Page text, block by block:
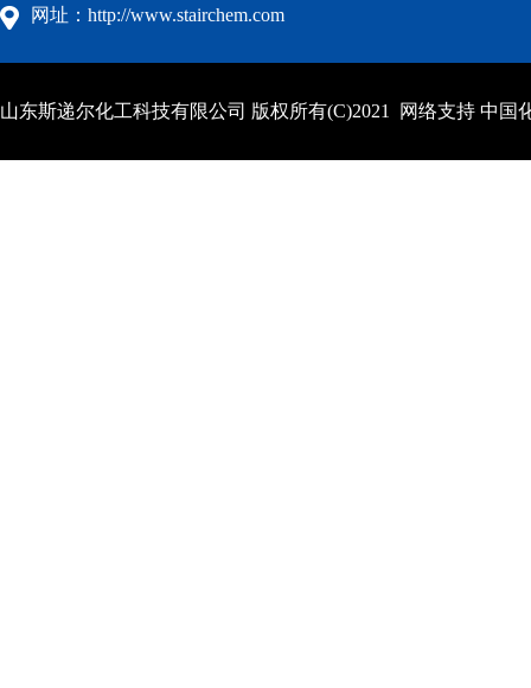
网址：http://www.stairchem.com
山东斯递尔化工科技有限公司 版权所有(C)2021 网络支持 中国